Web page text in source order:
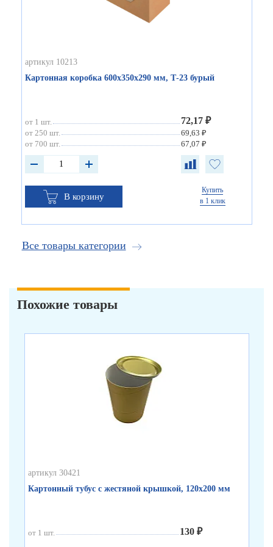
артикул 10213
Картонная коробка 600х350х290 мм, Т-23 бурый
от 1 шт. 72,17 ₽
от 250 шт.
69,63 ₽
от 700 шт.
67,07 ₽
В корзину
Купить
в 1 клик
Все товары категории
Похожие товары
артикул 30421
Картонный тубус с жестяной крышкой, 120х200 мм
от 1 шт. 130 ₽